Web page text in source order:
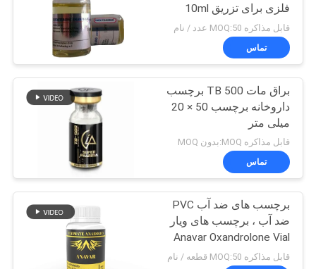
تماس
بگیرید
اخبار
موارد
نقشه
سایت
10 میلی لیتر برچسب
ویال
برچسب سفارشی
ویال
111
فلزی برای تزریق 10ml
فنجان
قابل مذاکره MOQ:50 عدد / نام
تماس
براق مات TB 500 برچسب
داروخانه برچسب 50 × 20
میلی متر
قابل مذاکره MOQ:بدون MOQ
تماس
برچسب های ضد آب PVC
ضد آب ، برچسب های ویار
Anavar Oxandrolone Vial
قابل مذاکره MOQ:50 قطعه / نام